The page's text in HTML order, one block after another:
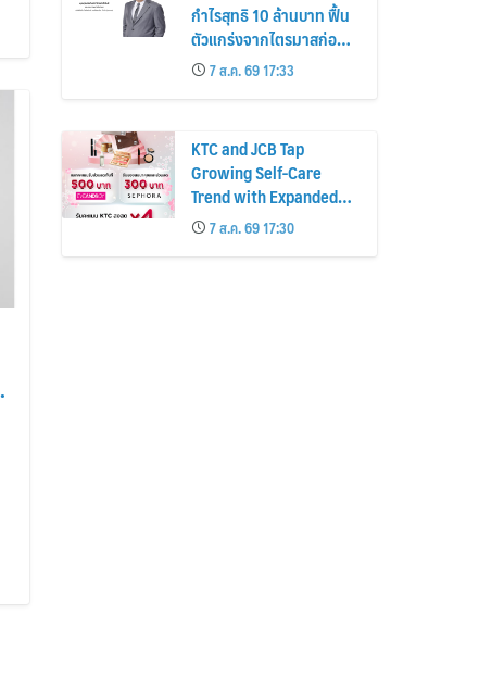
กำไรสุทธิ 10 ล้านบาท ฟื้น
ตัวแกร่งจากไตรมาสก่อน
เตรียมจ่ายปันผลระหว่าง
กาล 0.014423 บาทต่อหุ้น
ครึ่งปีหลังมุ่งเติบโตต่อเนื่อง
7 ส.ค. 69 17:33
KTC and JCB Tap
Growing Self-Care
Trend with Expanded
Beauty Privileges
Number of KTC JCB
Cardmembers Spending
7 ส.ค. 69 17:30